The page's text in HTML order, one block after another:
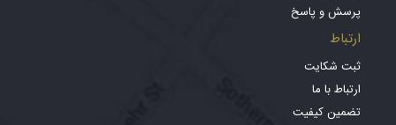
پرسش و پاسخ
ارتباط
ثبت شکایت
ارتباط با ما
تضمین کیفیت